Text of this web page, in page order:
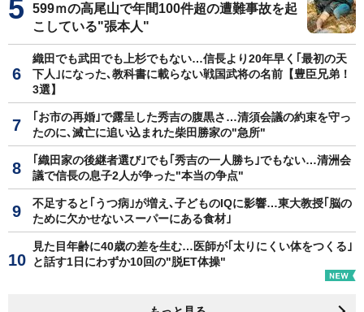
599ｍの高尾山で年間100件超の遭難事故を起
こしている"張本人"
織田でも武田でも上杉でもない…信長より20年早く｢最初の天
下人｣になった､教科書に載らない戦国武将の名前【豊臣兄弟！
3選】
｢お市の再婚｣で露呈した秀吉の腹黒さ…清須会議の約束を守っ
たのに､滅亡に追い込まれた柴田勝家の"急所"
｢織田家の後継者選び｣でも｢秀吉の一人勝ち｣でもない…清洲会
議で信長の息子2人が争った"本当の争点"
不足すると｢うつ病｣が増え､子どものIQに影響…東大教授｢脳の
ために欠かせないスーパーにある食材｣
見た目年齢に40歳の差を生む…医師が｢太りにくい体をつくる｣
と話す1日にわずか10回の"脱ET体操"